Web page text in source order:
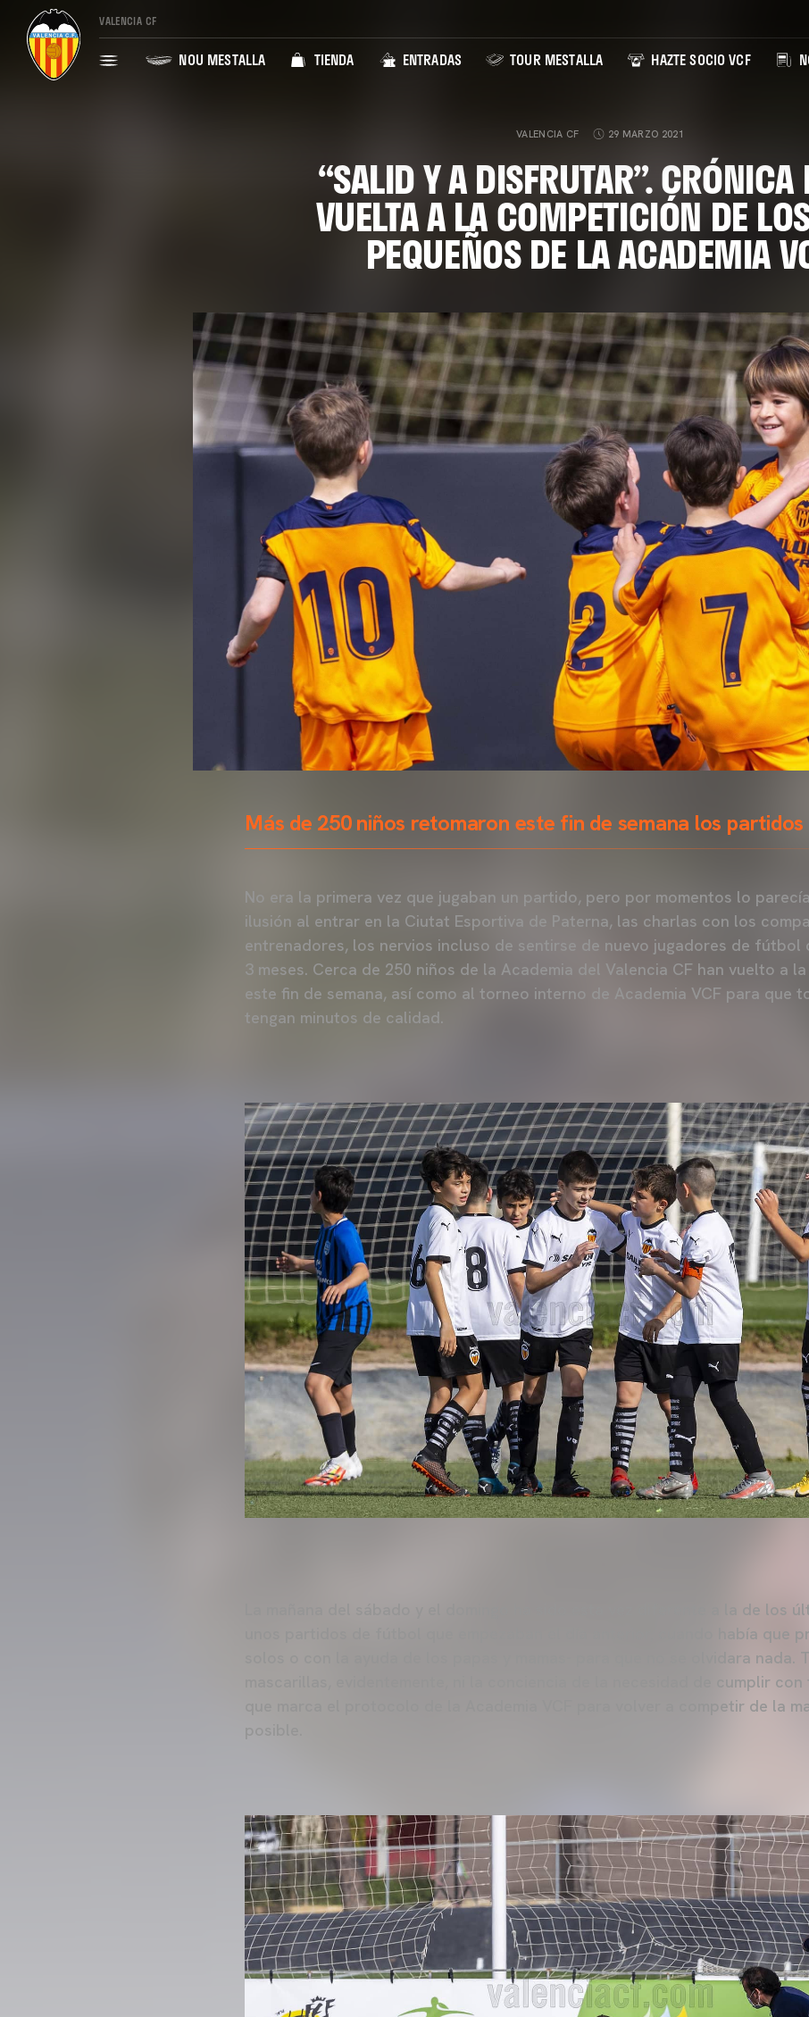
VALENCIA CF
NOU MESTALLA TIENDA ENTRADAS TOUR MESTALLA HAZTE SOCIO VCF
VALENCIA CF 29 MARZO 2021
“SALID Y A DISFRUTAR”. CRÓNICA
VUELTA A LA COMPETICIÓN DE
PEQUEÑOS DE LA ACADEMIA
Más de 250 niños retomaron este fin de semana los
No era la primera vez que jugaban un partido, pero por momentos lo
ilusión al entrar en la Ciutat Esportiva de Paterna, las charlas con los
entrenadores, los nervios incluso de sentirse de nuevo jugadores de fútbol
3 meses. Cerca de 250 niños de la Academia del Valencia CF han vuelto a
este fin de semana, así como al torneo interno de Academia VCF para que
tengan minutos de calidad.
La mañana del sábado y el domingo ha sido esta vez diferente a la de los
unos partidos de fútbol que empezaban el día anterior, cuando había que
solos o con la ayuda de los papas y mamas- para que no se olvidara nada.
mascarillas, evidentemente, ni la conciencia de la necesidad de cumplir
que marca el protocolo de la Academia VCF para volver a competir de la